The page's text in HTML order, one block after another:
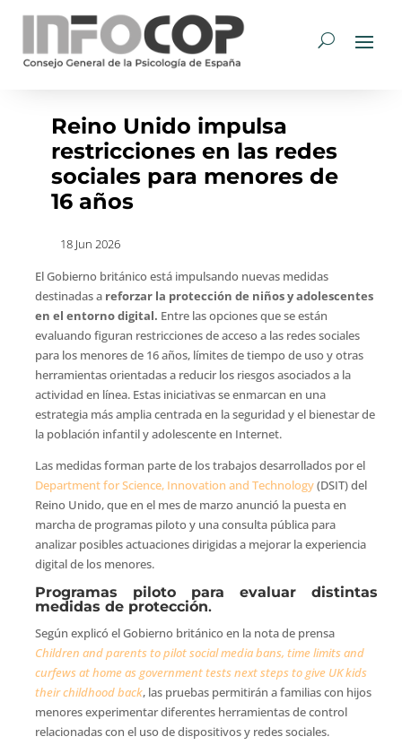
Reino Unido impulsa
restricciones en las redes
sociales para menores de
16 años
18 Jun 2026
El Gobierno británico está impulsando nuevas medidas
destinadas a reforzar la protección de niños y adolescentes
en el entorno digital. Entre las opciones que se están
evaluando figuran restricciones de acceso a las redes sociales
para los menores de 16 años, límites de tiempo de uso y otras
herramientas orientadas a reducir los riesgos asociados a la
actividad en línea. Estas iniciativas se enmarcan en una
estrategia más amplia centrada en la seguridad y el bienestar de
la población infantil y adolescente en Internet.
Las medidas forman parte de los trabajos desarrollados por el
Department for Science, Innovation and Technology(DSIT) del
Reino Unido, que en el mes de marzo anunció la puesta en
marcha de programas piloto y una consulta pública para
analizar posibles actuaciones dirigidas a mejorar la experiencia
digital de los menores.
Programas piloto para evaluar distintas
medidas de protección.
Según explicó el Gobierno británico en la nota de prensa
Children and parents to pilot social media bans, time limits and
curfews at home as government tests next steps to give UK kids
their childhood back, las pruebas permitirán a familias con hijos
menores experimentar diferentes herramientas de control
relacionadas con el uso de dispositivos y redes sociales.